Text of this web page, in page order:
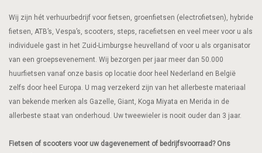
Wij zijn hét verhuurbedrijf voor fietsen, groenfietsen (electrofietsen), hybride
fietsen, ATB’s, Vespa’s, scooters, steps, racefietsen en veel meer voor u als
individuele gast in het Zuid-Limburgse heuvelland of voor u als organisator
van een groepsevenement. Wij bezorgen per jaar meer dan 50.000
huurfietsen vanaf onze basis op locatie door heel Nederland en België
zelfs door heel Europa. U mag verzekerd zijn van het allerbeste materiaal
van bekende merken als Gazelle, Giant, Koga Miyata en Merida in de
allerbeste staat van onderhoud. Uw tweewieler is nooit ouder dan 3 jaar.
Fietsen of scooters voor uw dagevenement of bedrijfsvoorraad? Ons